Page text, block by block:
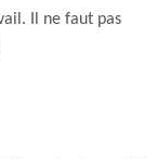
Il ne faut pas